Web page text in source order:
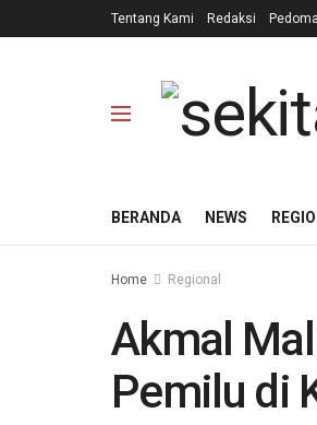
Tentang Kami Redaksi
BERANDA NEWS
Home Regional
Akmal
Pemilu di